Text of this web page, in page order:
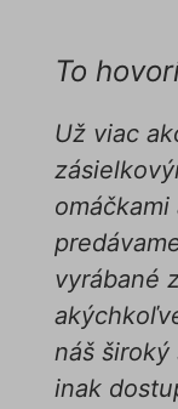
To
Už viac
vyrábané
náš
inak